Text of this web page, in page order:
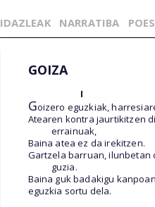
IDAZLEAK NARRATIBA
GOIZA
I
Goizero eguzkiak,
Atearen kontra jaurtikitzen
errainuak,
Baina atea ez da irekitzen.
Gartzela barruan, ilunbetan
guzia.
Baina guk badakigu kanpoan
eguzkia sortu dela.